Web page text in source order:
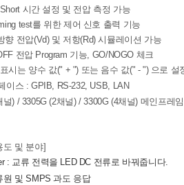
시간 설정 및 전압 측정 가능
test를 위한 제어 신호 출력 기능
향 전압(Vd) 및 저항(Rd) 시뮬레이션 가능
전압 Program 기능, GO/NOGO 체크
시는 양수 값(" + ") 또는 음수 값(" - ") 으로 설
이스 : GPIB, RS-232, USB, LAN
널) / 3305G (2채널) / 3300G (4채널) 메인프레
도 및 분야]
: 교류 전력을 LED DC 전류로 바꿔줍니다.
원 및SMPS 과도 응답